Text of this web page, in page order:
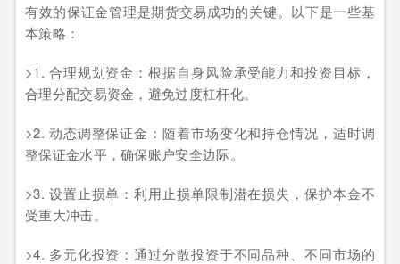
有效的保证金管理是期货交易成功的关键。以下是一些基
本策略：
>1. 合理规划资金：根据自身风险承受能力和投资目标，
合理分配交易资金，避免过度杠杆化。
>2. 动态调整保证金：随着市场变化和持仓情况，适时调
整保证金水平，确保账户安全边际。
>3. 设置止损单：利用止损单限制潜在损失，保护本金不
受重大冲击。
>4. 多元化投资：通过分散投资于不同品种、不同市场的